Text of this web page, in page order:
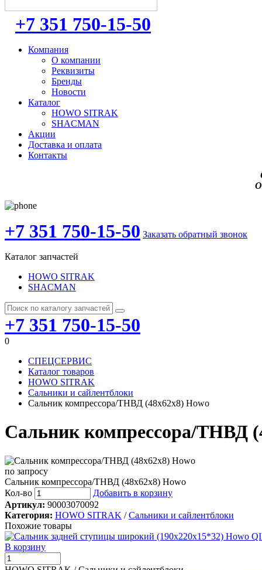
+7 351 750-15-50
Компания
О компании
Реквизиты
Бренды
Новости
Каталог
HOWO SITRAK
SHACMAN
Акции
Доставка и оплата
Контакты
+7 351 750-15-50 Заказать обратный звонок
Каталог запчастей
HOWO SITRAK
SHACMAN
+7 351 750-15-50
0
СПЕЦСЕРВИС
Каталог товаров
HOWO SITRAK
Сальники и сайлентблоки
Сальник компрессора/ТНВД (48x62x8) Howo
Сальник компрессора/ТНВД
по запросу
Сальник компрессора/ТНВД (48x62x8) Howo
Кол-во
Добавить в корзину
Артикул: 90003070092
Категория: HOWO SITRAK /Сальники и сайлентблоки
Похожие товары
В корзину